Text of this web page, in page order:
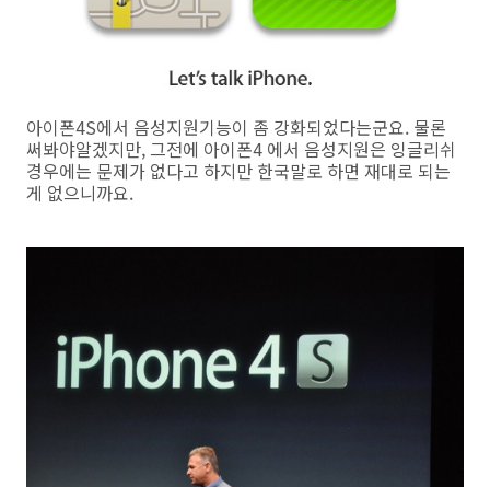
아이폰4S에서 음성지원기능이 좀 강화되었다는군요. 물론
써봐야알겠지만, 그전에 아이폰4 에서 음성지원은 잉글리쉬
경우에는 문제가 없다고 하지만 한국말로 하면 재대로 되는
게 없으니까요.